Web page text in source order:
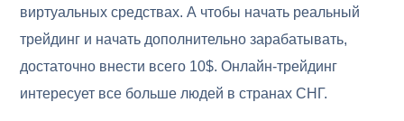
виртуальных средствах. А чтобы начать реальный
трейдинг и начать дополнительно зарабатывать,
достаточно внести всего 10$. Онлайн-трейдинг
интересует все больше людей в странах СНГ.